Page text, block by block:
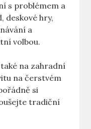
s⁣ problémem a⁢
deskové hry,
⁣a
volbou.‌
na zahradní
na čerstvém
si
tradiční